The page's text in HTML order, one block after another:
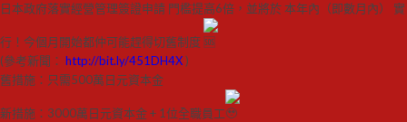
日本政府落實經營管理簽證申請 門檻提高6倍，並將於 本年內（即數月內） 實
行！今個月開始都仲可能趕得切舊制度
(參考新聞： http://bit.ly/451DH4X)
舊措施：只需500萬日元資本金
新措施：3000萬日元資本金 + 1位全職員工